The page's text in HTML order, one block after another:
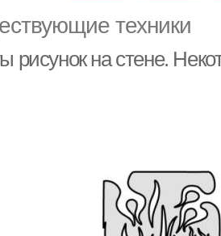
техники
рисунок на стене.